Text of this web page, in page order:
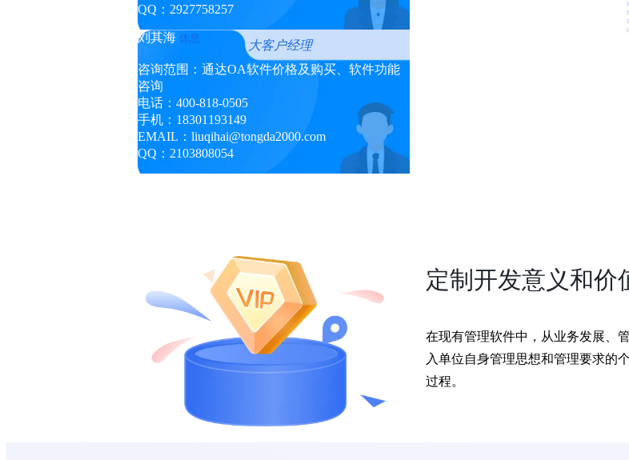
QQ：2927758257
刘其海 休息
大客户经理
咨询范围：通达OA软件价格及购买、软件功能
咨询
电话：400-818-0505
手机：18301193149
EMAIL：liuqihai@tongda2000.com
QQ：2103808054
定制开发意义和价
在现有管理软件中，从业务发展、
入单位自身管理思想和管理要求的
过程。